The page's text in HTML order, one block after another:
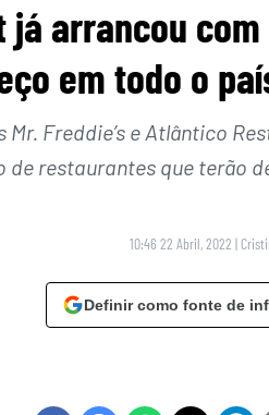
já arrancou
em todo o
Freddie’s e Atlântico
de restaurantes que terão
10:46 22 Abril, 2022 |
Definir como fonte de